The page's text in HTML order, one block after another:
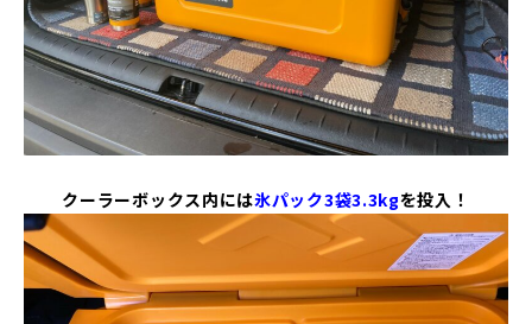
クーラーボックス内には氷パック3袋3.3kgを投入！